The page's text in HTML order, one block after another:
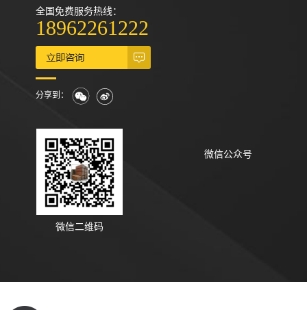
全国免费服务热线：
18962261222
分享到：
微信二维码
微信公众号